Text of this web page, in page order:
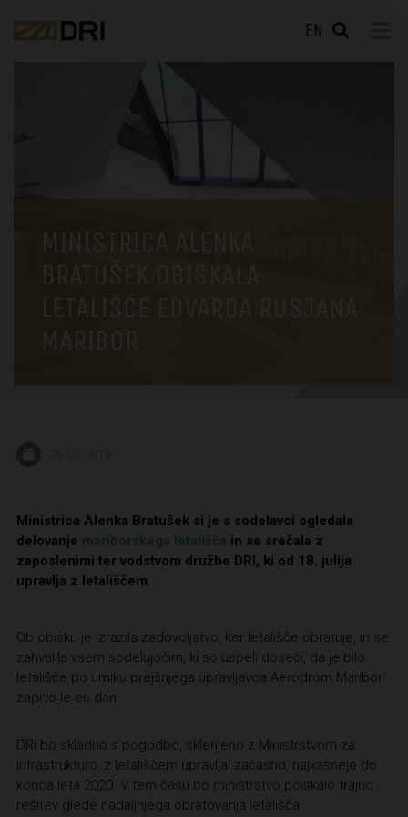
EN
MINISTRICA ALENKA
BRATUŠEK OBISKALA
LETALIŠČE EDVARDA RUSJANA
MARIBOR
Ministrica Alenka Bratušek si je s sodelavci ogledala
delovanje mariborskega letališča in se srečala z
zaposlenimi ter vodstvom družbe DRI, ki od 18. julija
upravlja z letališčem.
Ob obisku je izrazila zadovoljstvo, ker letališče obratuje, in se
zahvalila vsem sodelujočim, ki so uspeli doseči, da je bilo
letališče po umiku prejšnjega upravljavca Aerodrom Maribor
zaprto le en dan.
DRI bo skladno s pogodbo, sklenjeno z Ministrstvom za
infrastrukturo, z letališčem upravljal začasno, najkasneje do
konca leta 2020. V tem času bo ministrstvo poiskalo trajno
rešitev glede nadaljnjega obratovanja letališča.